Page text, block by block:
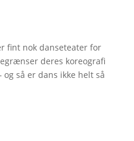
fint nok danseteater for
deres koreografi
så er dans ikke helt så